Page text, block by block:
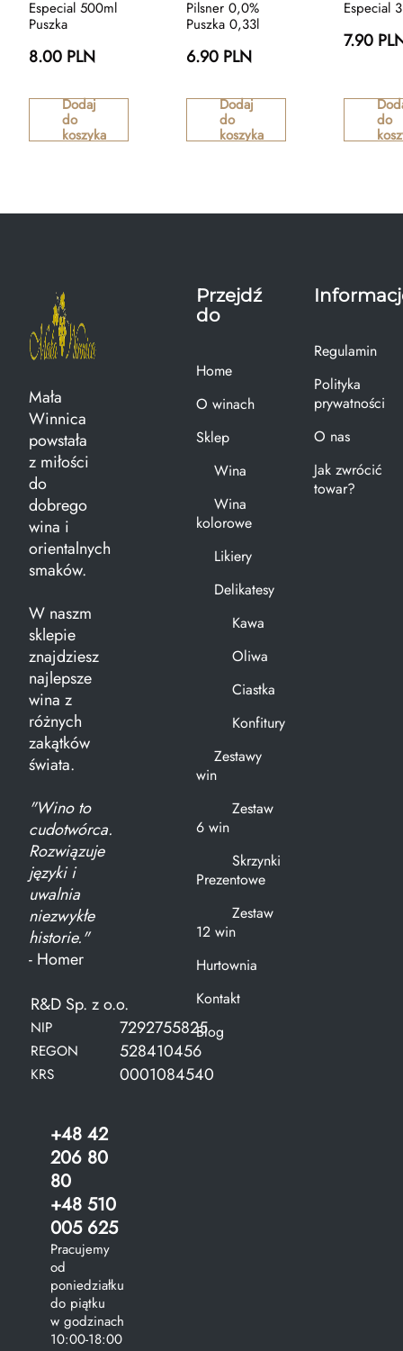
Especial 500ml
Puszka
8.00 PLN
Dodaj
do
koszyka
Pilsner 0,0%
Puszka 0,33l
6.90 PLN
Dodaj
do
koszyka
Especial
7.90
do
Mała
Winnica
powstała
z miłości
do
dobrego
wina i
orientalnych
smaków.
W naszm
sklepie
znajdziesz
najlepsze
wina z
różnych
zakątków
świata.
"Wino to
cudotwórca.
Rozwiązuje
języki i
uwalnia
niezwykłe
historie."
- Homer
R&D Sp. z o.o.
NIP 7292755825
REGON 528410456
KRS 0001084540
+48 42
206 80
80
+48 510
005 625
Pracujemy
od
poniedziałku
do piątku
w godzinach
10:00-18:00
Przejdź
do
Home
O winach
Sklep
Wina
Wina
kolorowe
Likiery
Delikatesy
Kawa
Oliwa
Ciastka
Konfitury
Zestawy
win
Zestaw
6 win
Skrzynki
Prezentowe
Zestaw
12 win
Hurtownia
Kontakt
Blog
Regulamin
Polityka
prywatności
O nas
Jak zwrócić
towar?